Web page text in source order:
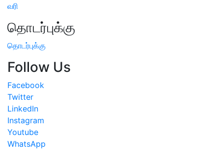
வரி
தொடர்புக்கு
தொடர்புக்கு
Follow Us
Facebook
Twitter
LinkedIn
Instagram
Youtube
WhatsApp